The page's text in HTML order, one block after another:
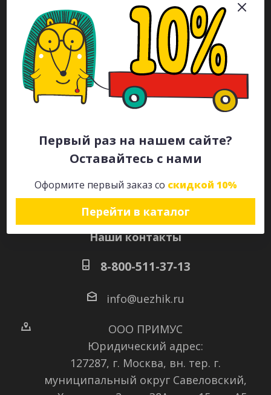
Первый раз на нашем сайте?
Оставайтесь с нами
Оформите первый заказ со скидкой 10%
Перейти в каталог
Гарантия на товар
Раскраски
Рекламодателям
Каталог
Будьте всегда в курсе!
Наши контакты
8-800-511-37-13
info@uezhik.ru
ООО ПРИМУС
Юридический адрес:
127287, г. Москва, вн. тер. г.
муниципальный округ Савеловский,